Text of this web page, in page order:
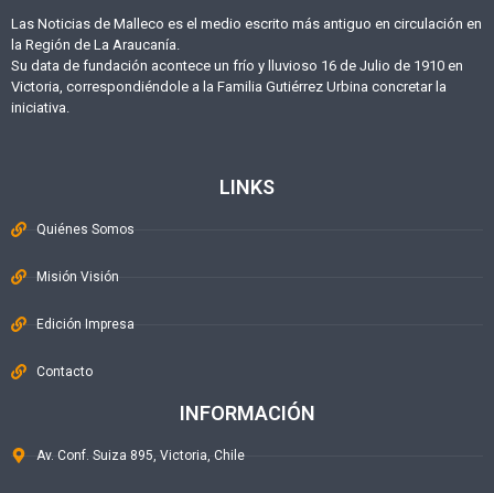
Las Noticias de Malleco es el medio escrito más antiguo en circulación en
la Región de La Araucanía.
Su data de fundación acontece un frío y lluvioso 16 de Julio de 1910 en
Victoria, correspondiéndole a la Familia Gutiérrez Urbina concretar la
iniciativa.
LINKS
Quiénes Somos
Misión Visión
Edición Impresa
Contacto
INFORMACIÓN
Av. Conf. Suiza 895, Victoria, Chile